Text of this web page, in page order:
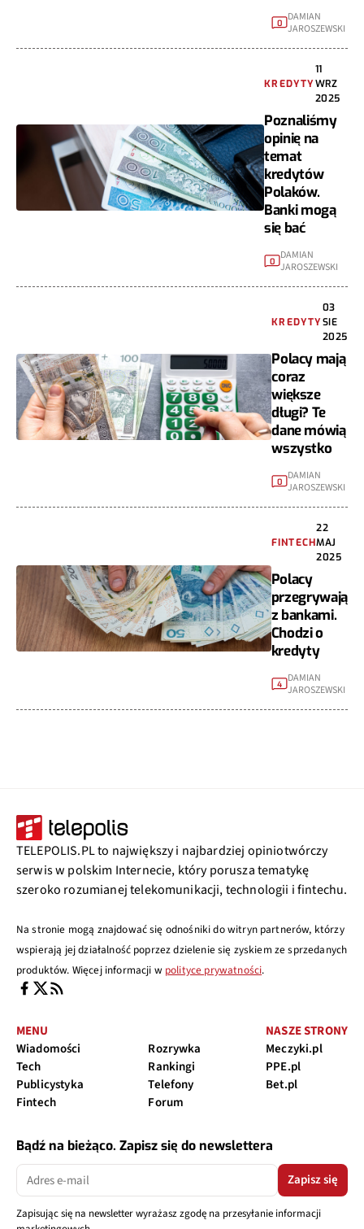
0
DAMIAN
JAROSZEWSKI
KREDYTY
11
WRZ
2025
Poznaliśmy
opinię na
temat
kredytów
Polaków.
Banki mogą
się bać
0
DAMIAN
JAROSZEWSKI
KREDYTY
03
SIE
2025
Polacy mają
coraz
większe
długi? Te
dane mówią
wszystko
0
DAMIAN
JAROSZEWSKI
FINTECH
22
MAJ
2025
Polacy
przegrywają
z bankami.
Chodzi o
kredyty
4 DAMIAN
JAROSZEWSKI
TELEPOLIS.PL to największy i najbardziej opiniotwórczy
serwis w polskim Internecie, który porusza tematykę
szeroko rozumianej telekomunikacji, technologii i fintechu.
Na stronie mogą znajdować się odnośniki do witryn partnerów, którzy
wspierają jej działalność poprzez dzielenie się zyskiem ze sprzedanych
produktów. Więcej informacji w polityce prywatności.
MENU
Wiadomości
Tech
Publicystyka
Fintech
Rozrywka
Rankingi
Telefony
Forum
NASZE STRONY
Meczyki.pl
PPE.pl
Bet.pl
Bądź na bieżąco. Zapisz się do newslettera
Zapisz się
Zapisując się na newsletter wyrażasz zgodę na przesyłanie informacji